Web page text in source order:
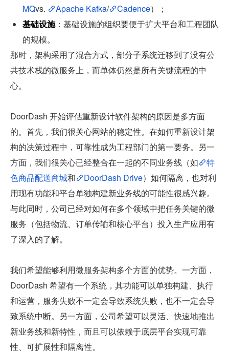
MQvs. Apache Kafka/ Cadence）；
基础设施：基础设施的组织要便于扩大平台和工程团队
的规模。
那时，架构采用了混合方式，部分子系统迁移到了没有公
共技术栈的微服务上，而单体仍然是所有关键流程的中
心。
DoorDash 开始评估重新设计软件架构的原因是多方面
的。首先，我们很关心网站的稳定性。在如何重新设计架
构的决策过程中，可靠性成为工程部门的第一要务。另一
方面，我们很关心已经整合在一起的不同业务线（如
特
色商品配送商城和 DoorDash Drive）如何隔离，也对利
用现有功能和平台单独构建新业务线的可能性很感兴趣。
与此同时，公司已经对如何在多个领域中把任务关键的微
服务（包括物流、订单传输和核心平台）投入生产应用有
了深入的了解。
我们希望能够利用微服务架构多个方面的优势。一方面，
DoorDash 希望有一个系统，其功能可以单独构建、执行
和运营，服务失败不一定会导致系统失败，也不一定会导
致系统中断。另一方面，公司希望可以灵活、快速地推出
新业务线和新特性，而且可以依赖于底层平台实现可靠
性、可扩展性和隔离性。